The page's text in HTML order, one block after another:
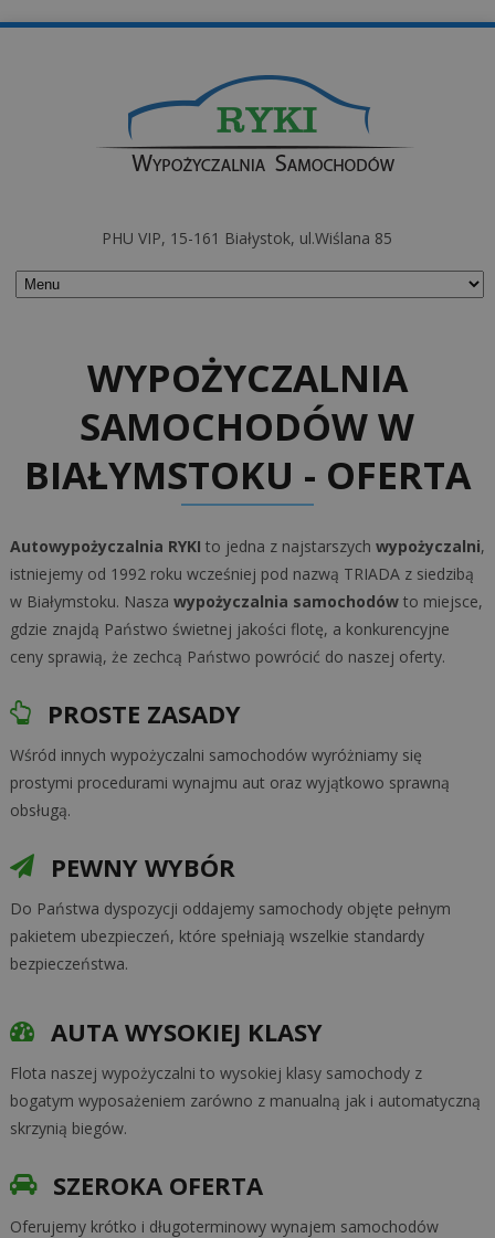
PHU VIP, 15-161 Białystok, ul.Wiślana 85
WYPOŻYCZALNIA
SAMOCHODÓW W
BIAŁYMSTOKU - OFERTA
Autowypożyczalnia RYKI to jedna z najstarszych wypożyczalni,
istniejemy od 1992 roku wcześniej pod nazwą TRIADA z siedzibą
w Białymstoku. Nasza wypożyczalnia samochodówto miejsce,
gdzie znajdą Państwo świetnej jakości flotę, a konkurencyjne
ceny sprawią, że zechcą Państwo powrócić do naszej oferty.
PROSTE ZASADY
Wśród innych wypożyczalni samochodów wyróżniamy się
prostymi procedurami wynajmu aut oraz wyjątkowo sprawną
obsługą.
PEWNY WYBÓR
Do Państwa dyspozycji oddajemy samochody objęte pełnym
pakietem ubezpieczeń, które spełniają wszelkie standardy
bezpieczeństwa.
AUTA WYSOKIEJ KLASY
Flota naszej wypożyczalni to wysokiej klasy samochody z
bogatym wyposażeniem zarówno z manualną jak i automatyczną
skrzynią biegów.
SZEROKA OFERTA
Oferujemy krótko i długoterminowy wynajem samochodów